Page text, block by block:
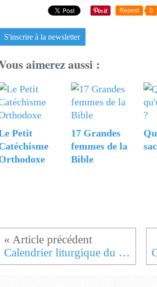
Repost 0
S'inscrire à la newsletter
aimerez aussi :
Petit
17 Grandes
femmes de la
Bible
Calendrier liturgique du 26 mars au 1er avril